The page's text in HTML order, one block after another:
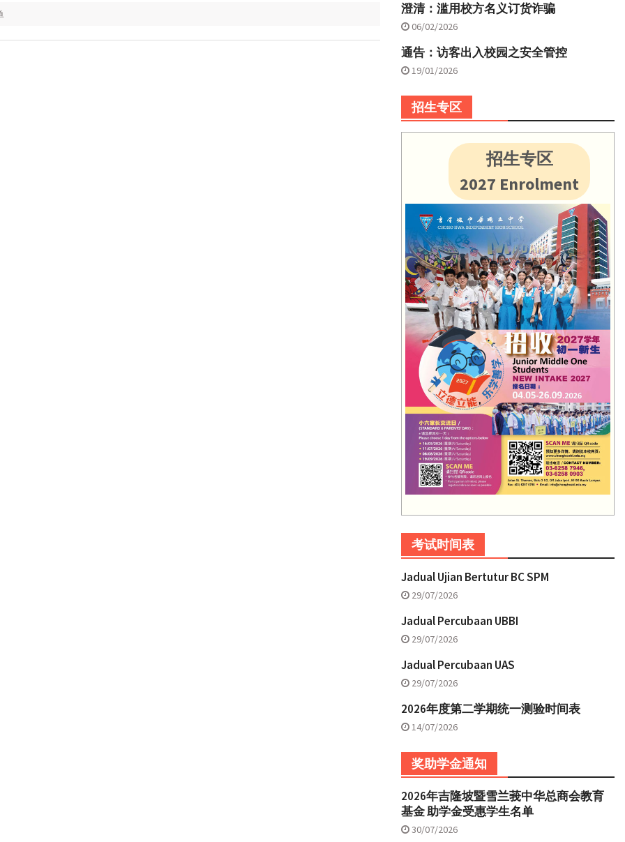
澄清：滥用校方名义订货诈骗
06/02/2026
通告：访客出入校园之安全管控
19/01/2026
招生专区
招生专区
2027 Enrolment
考试时间表
Jadual Ujian Bertutur BC SPM
29/07/2026
Jadual Percubaan UBBI
29/07/2026
Jadual Percubaan UAS
29/07/2026
2026年度第二学期统一测验时间表
14/07/2026
奖助学金通知
2026年吉隆坡暨雪兰莪中华总商会教育
基金 助学金受惠学生名单
30/07/2026